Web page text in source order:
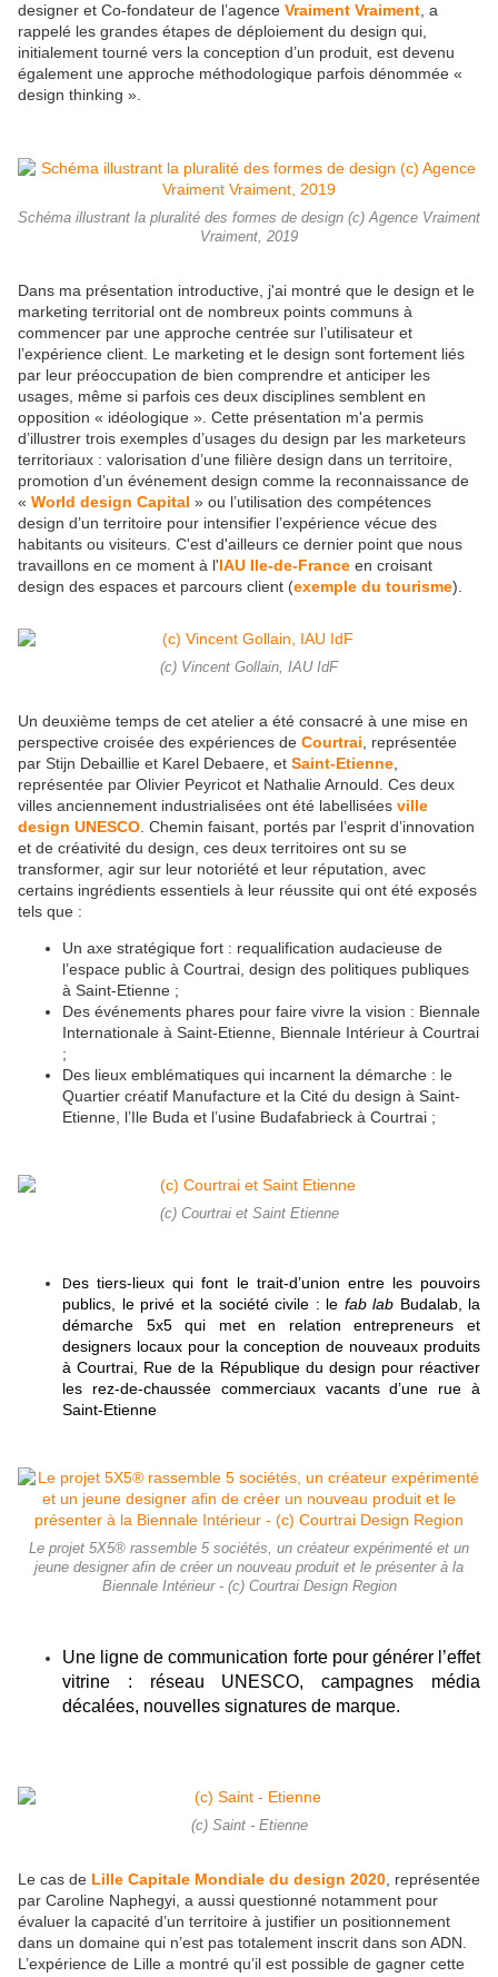
designer et Co-fondateur de l’agence Vraiment Vraiment , a
rappelé les grandes étapes de déploiement du design qui,
initialement tourné vers la conception d’un produit, est devenu
également une approche méthodologique parfois dénommée «
design thinking ».
Schéma illustrant la pluralité des formes de design (c) Agence Vraiment
Vraiment, 2019
Dans ma présentation introductive, j'ai montré que le design et le
marketing territorial ont de nombreux points communs à
commencer par une approche centrée sur l’utilisateur et
l’expérience client. Le marketing et le design sont fortement liés
par leur préoccupation de bien comprendre et anticiper les
usages, même si parfois ces deux disciplines semblent en
opposition « idéologique ». Cette présentation m'a permis
d’illustrer trois exemples d’usages du design par les marketeurs
territoriaux : valorisation d’une filière design dans un territoire,
promotion d’un événement design comme la reconnaissance de
« World design Capital » ou l’utilisation des compétences
design d’un territoire pour intensifier l’expérience vécue des
habitants ou visiteurs. C'est d'ailleurs ce dernier point que nous
travaillons en ce moment à l'IAU Ile-de-France en croisant
design des espaces et parcours client (exemple du tourisme).
(c) Vincent Gollain, IAU IdF
Un deuxième temps de cet atelier a été consacré à une mise en
perspective croisée des expériences de Courtrai , représentée
par Stijn Debaillie et Karel Debaere, et Saint-Etienne
représentée par Olivier Peyricot et Nathalie Arnould. Ces deux
villes anciennement industrialisées ont été labellisées ville
design UNESCO . Chemin faisant, portés par l’esprit d’innovation
et de créativité du design, ces deux territoires ont su se
transformer, agir sur leur notoriété et leur réputation, avec
certains ingrédients essentiels à leur réussite qui ont été exposés
tels que :
Un axe stratégique fort : requalification audacieuse de
l’espace public à Courtrai, design des politiques publiques
à Saint-Etienne ;
Des événements phares pour faire vivre la vision : Biennale
Internationale à Saint-Etienne, Biennale Intérieur à Courtrai
;
Des lieux emblématiques qui incarnent la démarche : le
Quartier créatif Manufacture et la Cité du design à Saint-
Etienne, l’Ile Buda et l’usine Budafabrieck à Courtrai ;
(c) Courtrai et Saint Etienne
Des tiers-lieux qui font le trait-d’union entre les pouvoirs
publics, le privé et la société civile : le fab lab Budalab, la
démarche 5x5 qui met en relation entrepreneurs et
designers locaux pour la conception de nouveaux produits
à Courtrai, Rue de la République du design pour réactiver
les rez-de-chaussée commerciaux vacants d’une rue à
Saint-Etienne
Le projet 5X5® rassemble 5 sociétés, un créateur expérimenté et un
jeune designer afin de créer un nouveau produit et le présenter à la
Biennale Intérieur - (c) Courtrai Design Region
Une ligne de communication forte pour générer l’effet
vitrine : réseau UNESCO, campagnes média
décalées, nouvelles signatures de marque.
(c) Saint - Etienne
Le cas de Lille Capitale Mondiale du design 2020 , représentée
par Caroline Naphegyi, a aussi questionné notamment pour
évaluer la capacité d’un territoire à justifier un positionnement
dans un domaine qui n’est pas totalement inscrit dans son ADN.
L’expérience de Lille a montré qu’il est possible de gagner cette